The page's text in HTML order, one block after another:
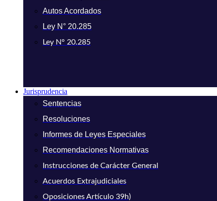
Autos Acordados
Ley N° 20.285
Ley N° 20.285
Jurisprudencia
Sentencias
Resoluciones
Informes de Leyes Especiales
Recomendaciones Normativas
Instrucciones de Carácter General
Acuerdos Extrajudiciales
Oposiciones Artículo 39h)